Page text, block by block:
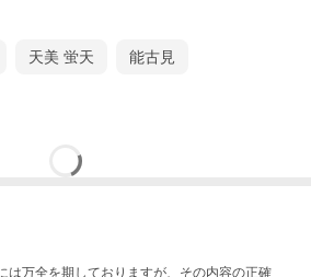
天美 蛍天 能古見
は万全を期しておりますが、その内容の正確